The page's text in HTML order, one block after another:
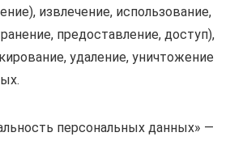
извлечение, использование,
предоставление, доступ),
удаление, уничтожение
персональных данных» —